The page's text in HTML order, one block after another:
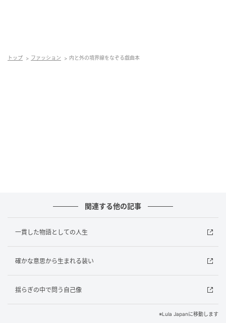
トップ ファッション 内と外の境界線をなぞる戯曲本
関連する他の記事
一貫した物語としての人生
確かな意思から生まれる装い
揺らぎの中で問う自己像
※Lula Japanに移動します